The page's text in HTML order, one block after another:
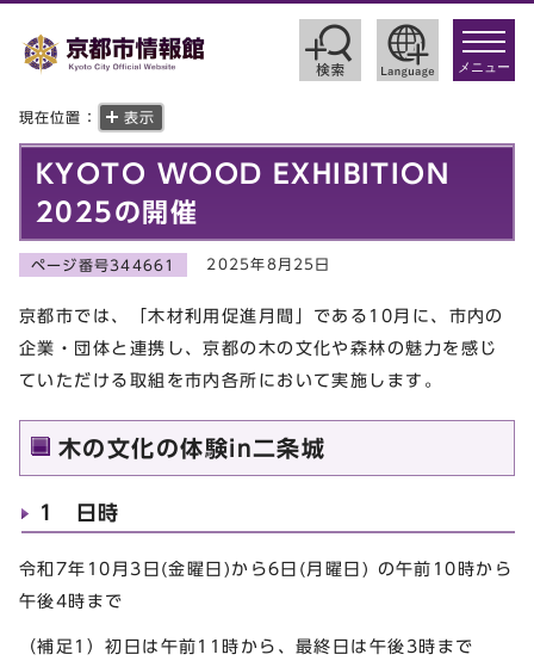
toggle
メニュー
現在位置： 表示
KYOTO WOOD EXHIBITION
2025の開催
ページ番号344661 2025年8月25日
京都市では、「木材利用促進月間」である10月に、市内の
企業・団体と連携し、京都の木の文化や森林の魅力を感じ
ていただける取組を市内各所において実施します。
木の文化の体験in二条城
1 日時
令和7年10月3日(金曜日)から6日(月曜日) の午前10時から
午後4時まで
（補足1）初日は午前11時から、最終日は午後3時まで